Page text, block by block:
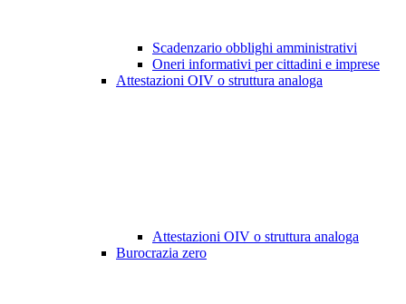
Scadenzario obblighi amministrativi
Oneri informativi per cittadini e imprese
Attestazioni OIV o struttura analoga
Attestazioni OIV o struttura analoga
Burocrazia zero